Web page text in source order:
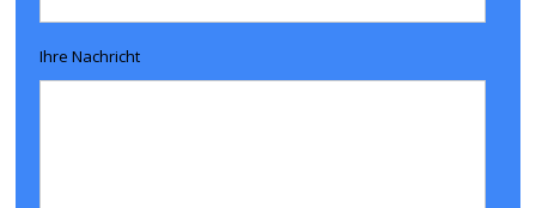
Ihre Nachricht